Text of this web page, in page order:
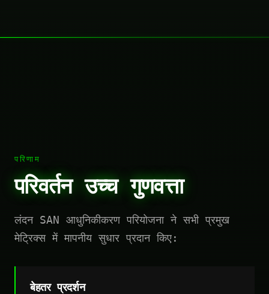
परिणाम
परिवर्तन उच्च गुणवत्ता
लंदन SAN आधुनिकीकरण परियोजना ने सभी प्रमुख
मेट्रिक्स में मापनीय सुधार प्रदान किए:
बेहतर प्रदर्शन